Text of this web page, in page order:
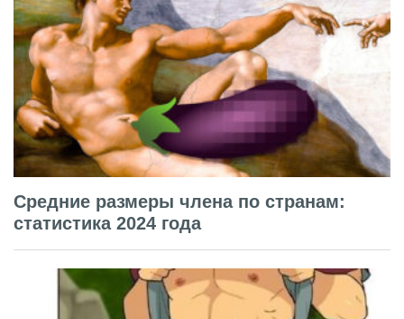
Средние размеры члена по странам:
статистика 2024 года